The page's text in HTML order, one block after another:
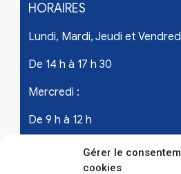
Gérer le
cookies
HORAIRES
Lundi, Mardi, Jeudi et
De 14 h à 17 h 30
Mercredi :
De 9 h à 12 h
Samedi - les 1er et 3ème de